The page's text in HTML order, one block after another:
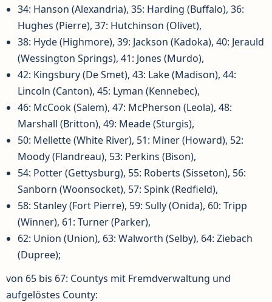
34: Hanson (Alexandria), 35: Harding (Buffalo), 36:
Hughes (Pierre), 37: Hutchinson (Olivet),
38: Hyde (Highmore), 39: Jackson (Kadoka), 40: Jerauld
(Wessington Springs), 41: Jones (Murdo),
42: Kingsbury (De Smet), 43: Lake (Madison), 44:
Lincoln (Canton), 45: Lyman (Kennebec),
46: McCook (Salem), 47: McPherson (Leola), 48:
Marshall (Britton), 49: Meade (Sturgis),
50: Mellette (White River), 51: Miner (Howard), 52:
Moody (Flandreau), 53: Perkins (Bison),
54: Potter (Gettysburg), 55: Roberts (Sisseton), 56:
Sanborn (Woonsocket), 57: Spink (Redfield),
58: Stanley (Fort Pierre), 59: Sully (Onida), 60: Tripp
(Winner), 61: Turner (Parker),
62: Union (Union), 63: Walworth (Selby), 64: Ziebach
(Dupree);
von 65 bis 67: Countys mit Fremdverwaltung und
aufgelöstes County: